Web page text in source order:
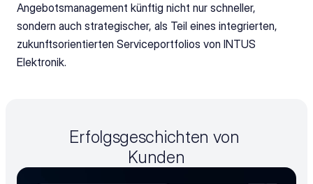
Angebotsmanagement künftig nicht nur schneller,
sondern auch strategischer, als Teil eines integrierten,
zukunftsorientierten Serviceportfolios von INTUS
Elektronik.
Erfolgsgeschichten von
Kunden